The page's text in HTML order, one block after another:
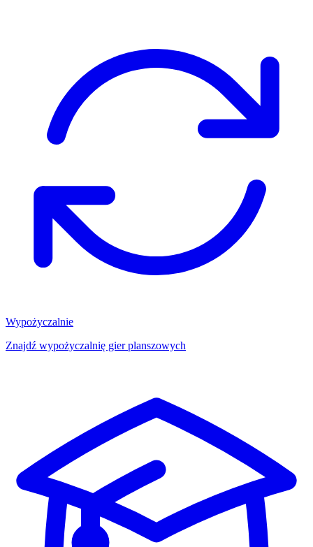
Wypożyczalnie
Znajdź wypożyczalnię gier planszowych